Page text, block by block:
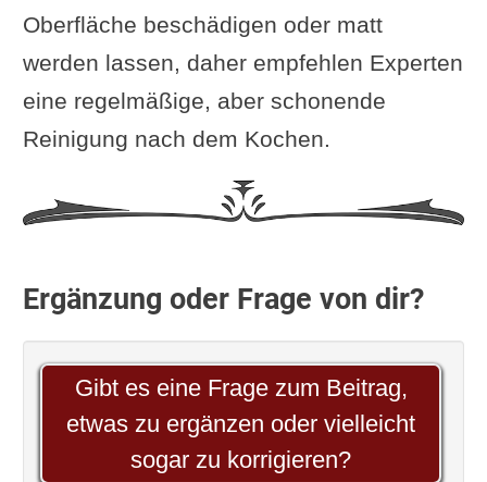
Oberfläche beschädigen oder matt
werden lassen, daher empfehlen Experten
eine regelmäßige, aber schonende
Reinigung nach dem Kochen.
Ergänzung oder Frage von dir?
Gibt es eine Frage zum Beitrag,
etwas zu ergänzen oder vielleicht
sogar zu korrigieren?